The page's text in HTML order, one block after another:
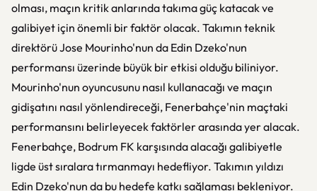
olması, maçın kritik anlarında takıma güç katacak ve
galibiyet için önemli bir faktör olacak. Takımın teknik
direktörü Jose Mourinho'nun da Edin Dzeko'nun
performansı üzerinde büyük bir etkisi olduğu biliniyor.
Mourinho'nun oyuncusunu nasıl kullanacağı ve maçın
gidişatını nasıl yönlendireceği, Fenerbahçe'nin maçtaki
performansını belirleyecek faktörler arasında yer alacak.
Fenerbahçe, Bodrum FK karşısında alacağı galibiyetle
ligde üst sıralara tırmanmayı hedefliyor. Takımın yıldızı
Edin Dzeko'nun da bu hedefe katkı sağlaması bekleniyor.